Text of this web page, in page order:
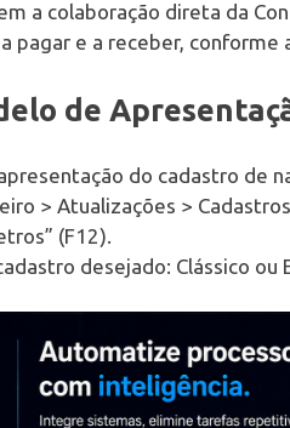
a colaboração direta da
pagar e a receber, conforme
de
do cadastro de
> Atualizações >
(F12).
desejado: Clássico ou